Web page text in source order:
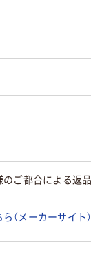
のご都合による返
（メーカーサイト）